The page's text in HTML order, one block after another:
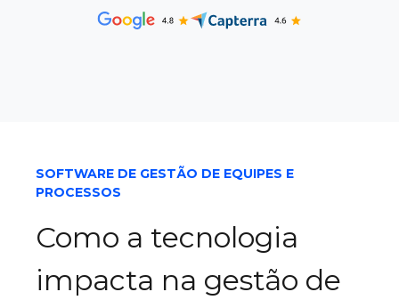
SOFTWARE DE GESTÃO DE EQUIPES E
PROCESSOS
Como a tecnologia
impacta na gestão de